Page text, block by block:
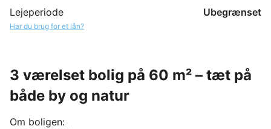
Lejeperiode
Ubegrænset
Har du brug for et lån?
3 værelset bolig på 60 m² – tæt på
både by og natur
Om boligen: